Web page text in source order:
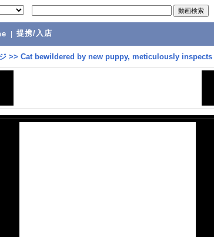
提携/入店
>> Cat bewildered by new puppy, meticulously